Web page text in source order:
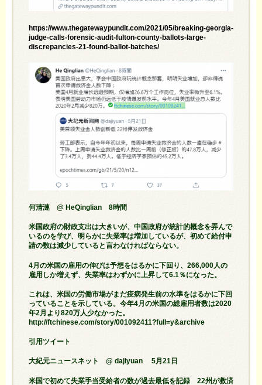
https://www.thegatewaypundit.com/2021/05/breaking-georgia-
judge-calls-forensic-audit-fulton-county-ballots-large-
discrepancies-21-found-ballot-batches/
何清漣 @ HeQinglian 8時間
米国政府の財政支出は大きいが、中国政府が統計的概念を弄んで
いるのを学び、明らかに失業率は増加しているが、初めて給付申
請の数は減少していると言わなければならない。
4月の米国の雇用の伸びは予想をはるかに下回り、266,000人の
雇用しか増えず、失業率はわずかに上昇して6.1％になった。
これは、米国の労働市場がまだ疫病発生前の水準をはるかに下回
っていることを示している。今年4月の米国の総雇用者数は2020
年2月より820万人少なかった。
http://ftchinese.com/story/001092411?full=y&archive
引用ツイート
大紀元ニュースネット @ dajiyuan 5月21日
米国で初めて失業手当受給者の数が過去最低を記録 22州が救済